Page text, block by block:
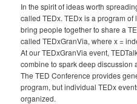
In the spirit of ideas worth
called TEDx. TEDx is a program
bring people together to share a
called TEDxGranVia, where x =
At our TEDxGranVia event,
combine to spark deep discussion
The TED Conference provides
program, but individual TEDx
organized.